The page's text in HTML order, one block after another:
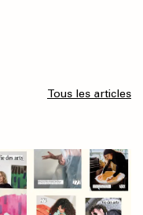
Tous les articles